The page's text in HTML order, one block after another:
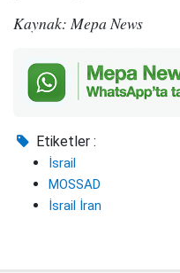
Kaynak: Mepa News
Etiketler :
İsrail
MOSSAD
İsrail İran